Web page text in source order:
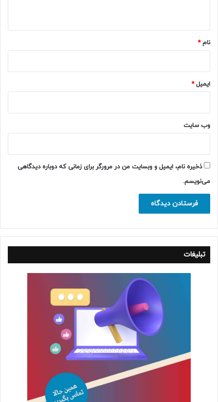
نام*
ایمیل*
وب‌ سایت
ذخیره نام، ایمیل و وبسایت من در مرورگر برای زمانی که دوباره دیدگاهی
می‌نویسم.
تبلیغات